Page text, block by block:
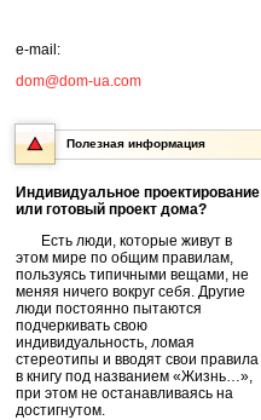
e-mail:
dom@dom-ua.com
Полезная информация
Индивидуальное проектирование
или готовый проект дома?
Есть люди, которые живут в
этом мире по общим правилам,
пользуясь типичными вещами, не
меняя ничего вокруг себя. Другие
люди постоянно пытаются
подчеркивать свою
индивидуальность, ломая
стереотипы и вводят свои правила
в книгу под названием «Жизнь…»,
при этом не останавливаясь на
достигнутом.